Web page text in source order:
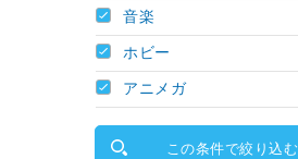
音楽
ホビー
アニメガ
この条件で絞り込む